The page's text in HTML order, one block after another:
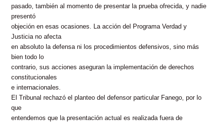
pasado, también al momento de presentar la prueba ofrecida, y nadie
presentó
objeción en esas ocasiones. La acción del Programa Verdad y
Justicia no afecta
en absoluto la defensa ni los procedimientos defensivos, sino más
bien todo lo
contrario, sus acciones aseguran la implementación de derechos
constitucionales
e internacionales.
El Tribunal rechazó el planteo del defensor particular Fanego, por lo
que
entendemos que la presentación actual es realizada fuera de